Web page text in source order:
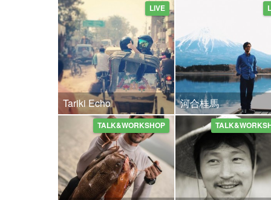
Tariki Echo
LIVE
河合桂馬
TALK&WORKSHOP